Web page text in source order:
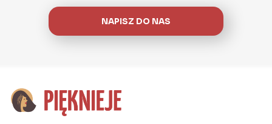
NAPISZ DO NAS